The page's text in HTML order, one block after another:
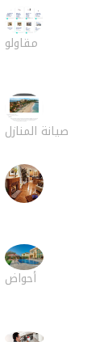
مقاولو
صيانة المنازل
أحواض